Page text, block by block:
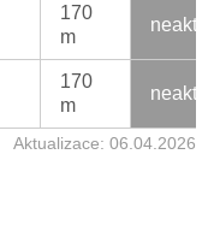
170
m
170
m
Aktualizace: 06.04.2026